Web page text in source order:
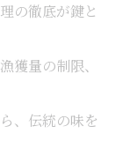
の徹底が鍵と
獲量の制限、
、伝統の味を